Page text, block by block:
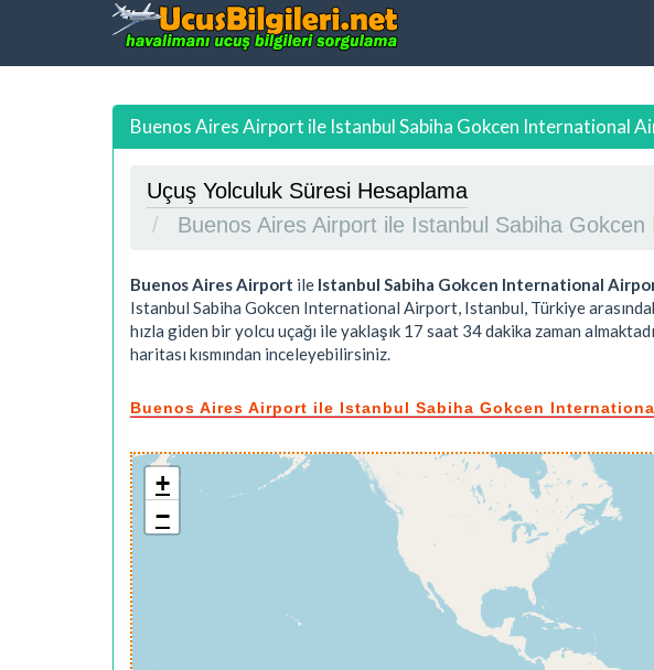
Buenos Aires Airport ile Istanbul Sabiha Gokcen International
Uçuş Yolculuk Süresi Hesaplama
Buenos Aires Airport ile Istanbul Sabiha
Buenos Aires Airport ile Istanbul Sabiha Gokcen International
Istanbul Sabiha Gokcen International Airport, Istanbul, Türkiye
hızla giden bir yolcu uçağı ile yaklaşık 17 saat 34 dakika zaman
haritası kısmından inceleyebilirsiniz.
Buenos Aires Airport ile Istanbul Sabiha Gokcen
+
−